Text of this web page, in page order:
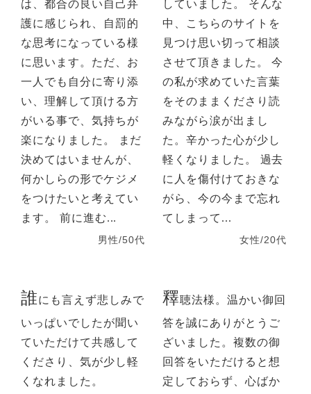
は、都合の良い自己弁
護に感じられ、自罰的
な思考になっている様
に思います。ただ、お
一人でも自分に寄り添
い、理解して頂ける方
がいる事で、気持ちが
楽になりました。 まだ
決めてはいませんが、
何かしらの形でケジメ
をつけたいと考えてい
ます。 前に進む...
男性/50代
していました。 そんな
中、こちらのサイトを
見つけ思い切って相談
させて頂きました。 今
の私が求めていた言葉
をそのままくださり読
みながら涙が出まし
た。辛かった心が少し
軽くなりました。 過去
に人を傷付けておきな
がら、今の今まで忘れ
てしまって...
女性/20代
誰にも言えず悲しみで
いっぱいでしたが聞い
ていただけて共感して
くださり、気が少し軽
くなれました。
釋聴法様。温かい御回
答を誠にありがとうご
ざいました。複数の御
回答をいただけると想
定しておらず、心ばか